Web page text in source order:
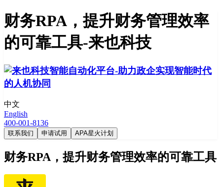
财务RPA，提升财务管理效率
的可靠工具-来也科技
中文
English
400-001-8136
联系我们 申请试用 APA星火计划
财务RPA，提升财务管理效率的可靠工具